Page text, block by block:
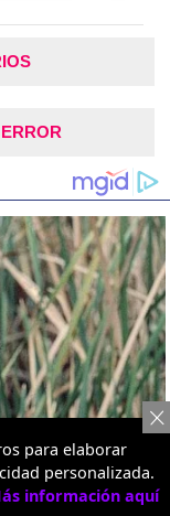
para elaborar
personalizada.
información aquí